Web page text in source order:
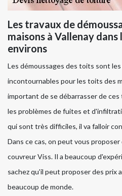
Les travaux de
maisons à Vallenay
environs
Les démoussages des toits sont
incontournables pour les toits des
important de se débarrasser de
les problèmes de fuites et
qui sont très difficiles, il va falloir
Dans ce cas, on peut vous
couvreur Viss. Il a beaucoup
sachez qu'il peut proposer des prix
beaucoup de monde.